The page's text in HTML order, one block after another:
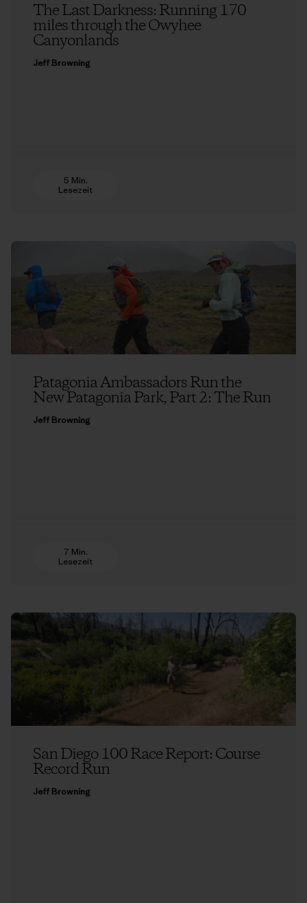
The Last Darkness: Running 170
miles through the Owyhee
Canyonlands
Jeff Browning
5 Min.
Lesezeit
Patagonia Ambassadors Run the
New Patagonia Park, Part 2: The Run
Jeff Browning
7 Min.
Lesezeit
San Diego 100 Race Report: Course
Record Run
Jeff Browning